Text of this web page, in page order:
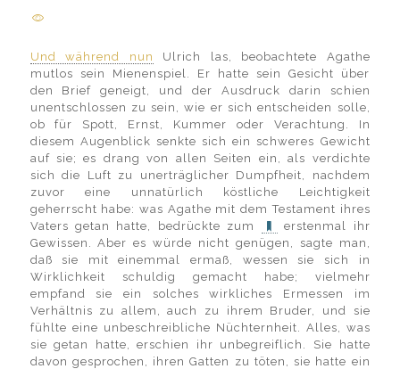
Und während nun
Ulrich las, beobachtete Agathe
mutlos sein Mienenspiel. Er hatte sein Gesicht über
den Brief geneigt, und der Ausdruck darin schien
unentschlossen zu sein, wie er sich entscheiden solle,
ob für Spott, Ernst, Kummer oder Verachtung. In
diesem Augenblick senkte sich ein schweres Gewicht
auf sie; es drang von allen Seiten ein, als verdichte
sich die Luft zu unerträglicher Dumpfheit, nachdem
zuvor eine unnatürlich köstliche Leichtigkeit
geherrscht habe: was Agathe mit dem Testament ihres
Vaters getan hatte, bedrückte zum
erstenmal ihr
Gewissen. Aber es würde nicht genügen, sagte man,
daß sie mit einemmal ermaß, wessen sie sich in
Wirklichkeit schuldig gemacht habe; vielmehr
empfand sie ein solches wirkliches Ermessen im
Verhältnis zu allem, auch zu ihrem Bruder, und sie
fühlte eine unbeschreibliche Nüchternheit. Alles, was
sie getan hatte, erschien ihr unbegreiflich. Sie hatte
davon gesprochen, ihren Gatten zu töten, sie hatte ein